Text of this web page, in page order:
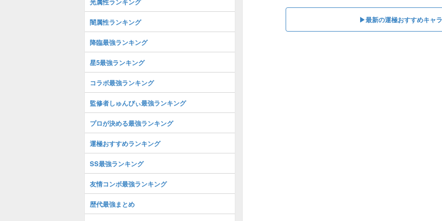
▶最新の運極おすすめキャ
闇属性ランキング
降臨最強ランキング
星5最強ランキング
コラボ最強ランキング
監修者しゅんぴぃ最強ランキング
プロが決める最強ランキング
運極おすすめランキング
SS最強ランキング
友情コンボ最強ランキング
歴代最強まとめ